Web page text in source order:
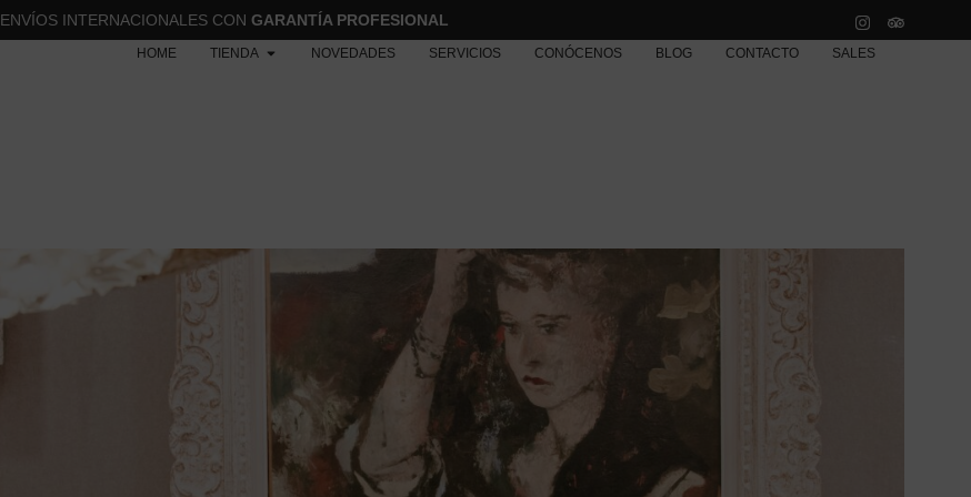
ENVÍOS INTERNACIONALES CON GARANTÍA PROFESIONAL
HOME TIENDA NOVEDADES SERVICIOS CONÓCENOS BLOG CONTACTO SALES